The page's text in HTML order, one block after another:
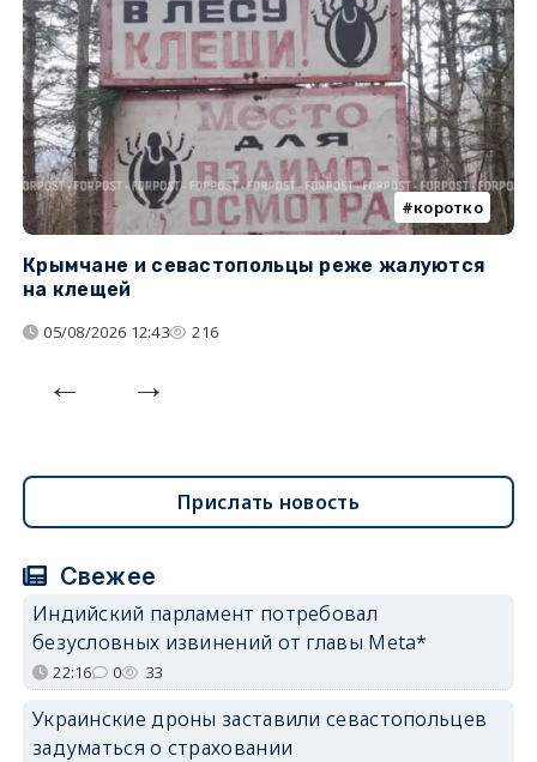
коротко
Крымчане и севастопольцы реже жалуются
на клещей
05/08/2026 12:43 216
Прислать новость
Свежее
Индийский парламент потребовал
безусловных извинений от главы Meta*
22:16 0 33
Украинские дроны заставили севастопольцев
задуматься о страховании